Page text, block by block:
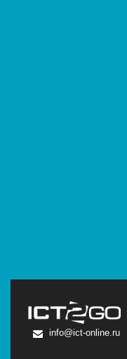
info@ict-online.ru